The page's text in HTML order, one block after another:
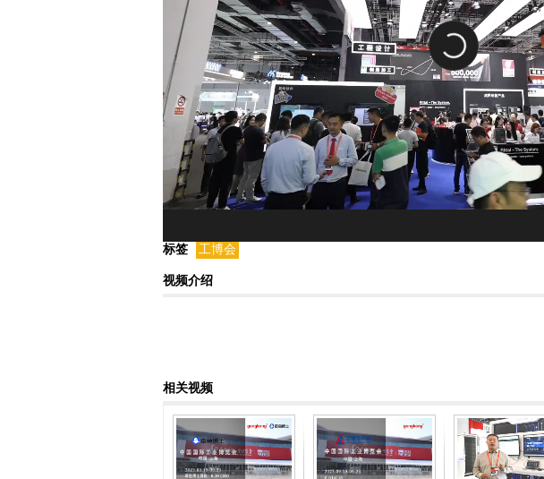
标签 工博会
视频介绍
相关视频